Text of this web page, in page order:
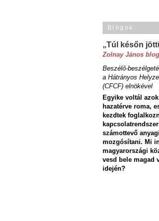
Blogok
„Túl későn
Zolnay János
Beszélő-
a Hátrányos
(CFCF) elnökével
Egyike voltál
hazatérve roma,
kezdtek
számottevő
mozgósítani. Mi
magyarországi
vesd bele magad
idején?